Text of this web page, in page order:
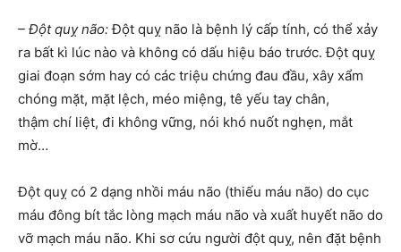
– Đột quỵ não:Đột quỵ não là bệnh lý cấp tính, có thể xảy
ra bất kì lúc nào và không có dấu hiệu báo trước. Đột quỵ
giai đoạn sớm hay có các triệu chứng đau đầu, xây xẩm
chóng mặt, mặt lệch, méo miệng, tê yếu tay chân,
thậm chí liệt, đi không vững, nói khó nuốt nghẹn, mắt
mờ…
Đột quỵ có 2 dạng nhồi máu não (thiếu máu não) do cục
máu đông bít tắc lòng mạch máu não và xuất huyết não do
vỡ mạch máu não. Khi sơ cứu người đột quỵ, nên đặt bệnh